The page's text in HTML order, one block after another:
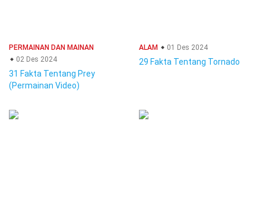
PERMAINAN DAN MAINAN
02 Des 2024
31 Fakta Tentang Prey
(Permainan Video)
ALAM 01 Des 2024
29 Fakta Tentang Tornado